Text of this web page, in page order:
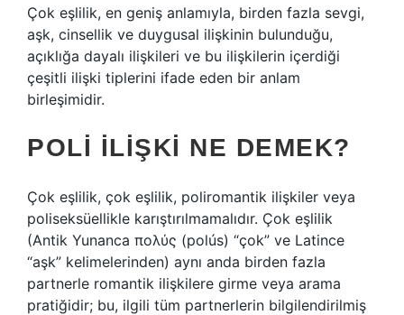
Çok eşlilik, en geniş anlamıyla, birden fazla sevgi,
aşk, cinsellik ve duygusal ilişkinin bulunduğu,
açıklığa dayalı ilişkileri ve bu ilişkilerin içerdiği
çeşitli ilişki tiplerini ifade eden bir anlam
birleşimidir.
POLI ILIŞKI NE DEMEK?
Çok eşlilik, çok eşlilik, poliromantik ilişkiler veya
poliseksüellikle karıştırılmamalıdır. Çok eşlilik
(Antik Yunanca πολύς (polús) “çok” ve Latince
“aşk” kelimelerinden) aynı anda birden fazla
partnerle romantik ilişkilere girme veya arama
pratiğidir; bu, ilgili tüm partnerlerin bilgilendirilmiş